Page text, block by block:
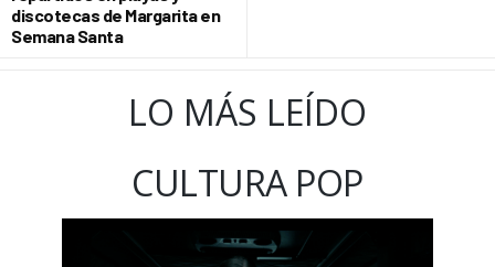
discotecas de Margarita en
Semana Santa
LO MÁS LEÍDO
CULTURA POP